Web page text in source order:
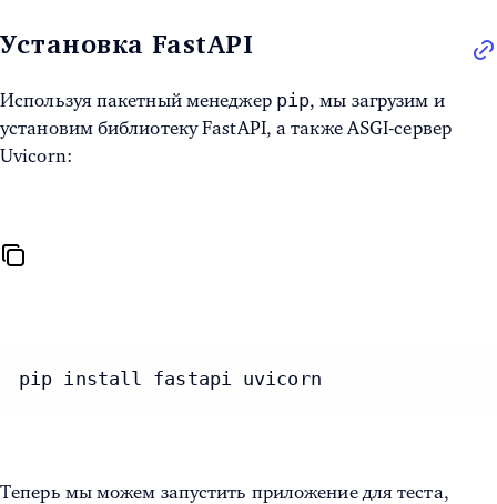
Установка FastAPI
Используя пакетный менеджер pip, мы загрузим и
установим библиотеку FastAPI, а также ASGI-сервер
Uvicorn:
pip install fastapi uvicorn
Теперь мы можем запустить приложение для теста,